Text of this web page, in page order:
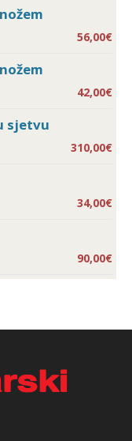
56,00€
42,00€
sjetvu
310,00€
34,00€
90,00€